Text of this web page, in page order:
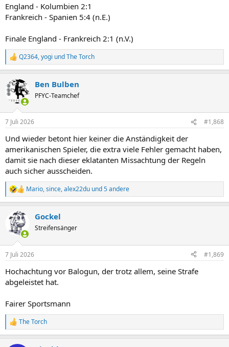
England - Kolumbien 2:1
Frankreich - Spanien 5:4 (n.E.)
Finale England - Frankreich 2:1 (n.V.)
R
e
k
t
i
n
e
:
Q2364,yogi undThe Torch
Ben Bulben
PFYC-Teamchef
7 Juli 2026 #1,868
Und wieder betont hier keiner die Anständigkeit der
amerikanischen Spieler, die extra viele Fehler gemacht haben,
damit sie nach dieser eklatanten Missachtung der Regeln
auch sicher ausscheiden.
R
e
k
t
i
e
:
Mario,since,alex22du und 5 andere
Gockel
Streifensänger
7 Juli 2026 #1,869
Hochachtung vor Balogun, der trotz allem, seine Strafe
abgeleistet hat.
Fairer Sportsmann
R
e
The Torch